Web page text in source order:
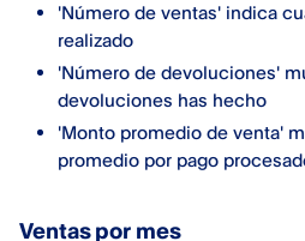
'Número de ventas' indica
realizado
'Número de devoluciones'
devoluciones has hecho
'Monto promedio de venta'
promedio por pago
Ventas por mes